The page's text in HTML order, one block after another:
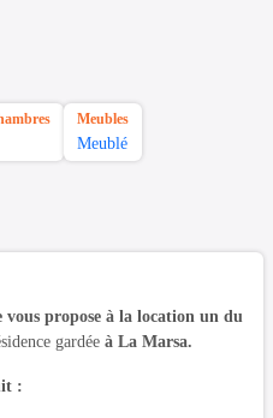
Meubles
Meublé
propose à la location un du
gardée à La Marsa.
: